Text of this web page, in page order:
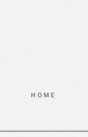
ＨＯＭＥ